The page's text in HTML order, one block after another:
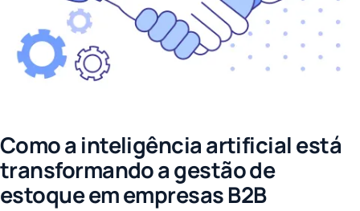
Como a inteligência artificial está
transformando a gestão de
estoque em empresas B2B